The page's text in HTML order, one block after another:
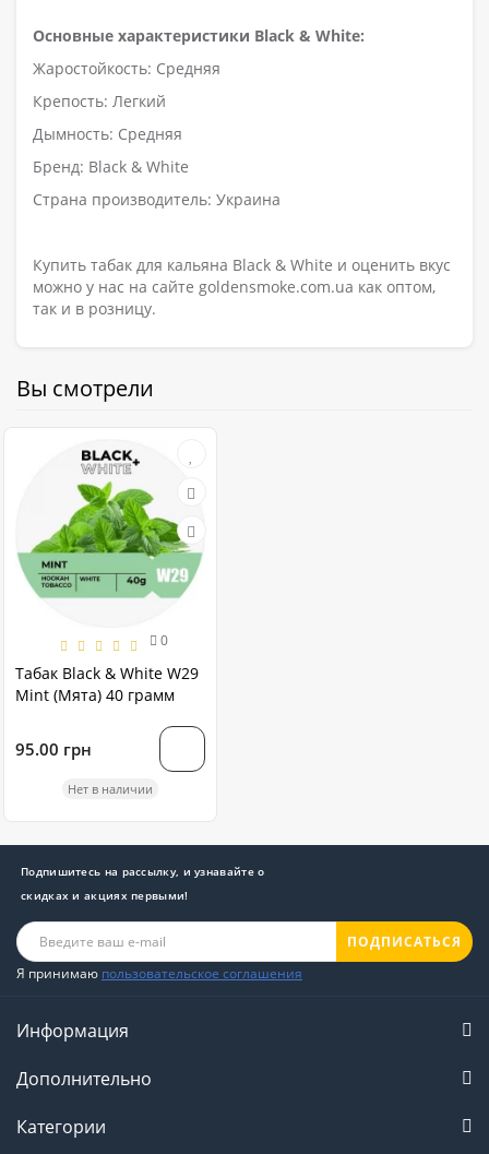
Основные характеристики Black & White:
Жаростойкость: Средняя
Крепость: Легкий
Дымность: Средняя
Бренд: Black & White
Страна производитель: Украина
Купить табак для кальяна Black & White и оценить вкус
можно у нас на сайте goldensmoke.com.ua как оптом,
так и в розницу.
Вы смотрели
0
Табак Black & White W29
Mint (Мята) 40 грамм
95.00 грн
Нет в наличии
Подпишитесь на рассылку, и узнавайте о
скидках и акциях первыми!
ПОДПИСАТЬСЯ
Я принимаю пользовательское соглашения
Информация
Дополнительно
Категории